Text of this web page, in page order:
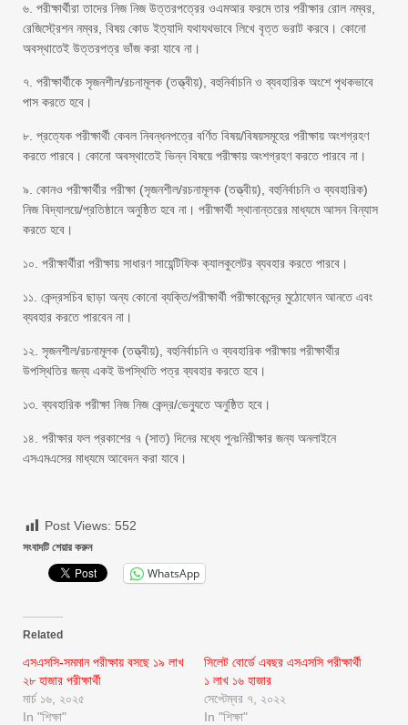
৬. পরীক্ষার্থীরা তাদের নিজ নিজ উত্তরপত্রের ওএমআর ফরমে তার পরীক্ষার রোল নম্বর,
রেজিস্ট্রেশন নম্বর, বিষয় কোড ইত্যাদি যথাযথভাবে লিখে বৃত্ত ভরাট করবে। কোনো
অবস্থাতেই উত্তরপত্র ভাঁজ করা যাবে না।
৭. পরীক্ষার্থীকে সৃজনশীল/রচনামূলক (তত্ত্বীয়), বহুনির্বাচনি ও ব্যবহারিক অংশে পৃথকভাবে
পাস করতে হবে।
৮. প্রত্যেক পরীক্ষার্থী কেবল নিবন্ধনপত্রে বর্ণিত বিষয়/বিষয়সমূহের পরীক্ষায় অংশগ্রহণ
করতে পারবে। কোনো অবস্থাতেই ভিন্ন বিষয়ে পরীক্ষায় অংশগ্রহণ করতে পারবে না।
৯. কোনও পরীক্ষার্থীর পরীক্ষা (সৃজনশীল/রচনামূলক (তত্ত্বীয়), বহুনির্বাচনি ও ব্যবহারিক)
নিজ বিদ্যালয়ে/প্রতিষ্ঠানে অনুষ্ঠিত হবে না। পরীক্ষার্থী স্থানান্তরের মাধ্যমে আসন বিন্যাস
করতে হবে।
১০. পরীক্ষার্থীরা পরীক্ষায় সাধারণ সায়েন্টিফিক ক্যালকুলেটর ব্যবহার করতে পারবে।
১১. কেন্দ্রসচিব ছাড়া অন্য কোনো ব্যক্তি/পরীক্ষার্থী পরীক্ষাকেন্দ্রে মুঠোফোন আনতে এবং
ব্যবহার করতে পারবেন না।
১২. সৃজনশীল/রচনামূলক (তত্ত্বীয়), বহুনির্বাচনি ও ব্যবহারিক পরীক্ষায় পরীক্ষার্থীর
উপস্থিতির জন্য একই উপস্থিতি পত্র ব্যবহার করতে হবে।
১৩. ব্যবহারিক পরীক্ষা নিজ নিজ কেন্দ্র/ভেন্যুতে অনুষ্ঠিত হবে।
১৪. পরীক্ষার ফল প্রকাশের ৭ (সাত) দিনের মধ্যে পুনঃনিরীক্ষার জন্য অনলাইনে
এসএমএসের মাধ্যমে আবেদন করা যাবে।
Post Views: 552
সংবাদটি শেয়ার করুন
WhatsApp
Related
এসএসসি-সমমান পরীক্ষায় বসছে ১৯ লাখ
২৮ হাজার পরীক্ষার্থী
মার্চ ১৬, ২০২৫
In "শিক্ষা"
সিলেট বোর্ডে এবছর এসএসসি পরীক্ষার্থী
১ লাখ ১৬ হাজার
সেপ্টেম্বর ৭, ২০২২
In "শিক্ষা"